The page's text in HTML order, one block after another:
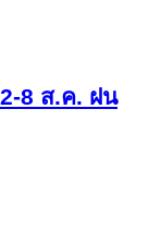
8 ส.ค. ฝน